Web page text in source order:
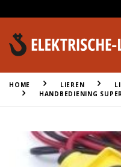
HOME LIEREN
HANDBEDIENING